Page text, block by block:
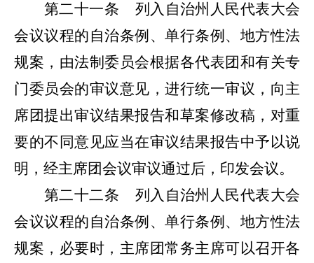
第二十一条
列入自治州人民代表大会
会议议程的自治条例、单行条例、地方性法
规案，由法制委员会根据各代表团和有关专
门委员会的审议意见，进行统一审议，向主
席团提出审议结果报告和草案修改稿，对重
要的不同意见应当在审议结果报告中予以说
明，经主席团会议审议通过后，印发会议。
第二十二条
列入自治州人民代表大会
会议议程的自治条例、单行条例、地方性法
规案 ，必要时，主席团常务主席可以召开各